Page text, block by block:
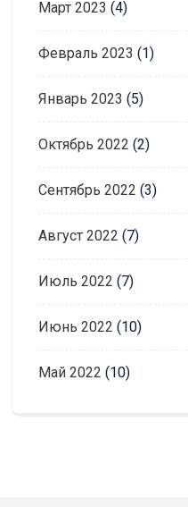
Март 2023 (4)
Февраль 2023 (1)
Январь 2023 (5)
Октябрь 2022 (2)
Сентябрь 2022 (3)
Август 2022 (7)
Июль 2022 (7)
Июнь 2022 (10)
Май 2022 (10)